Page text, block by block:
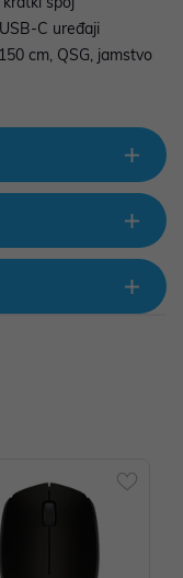
C uređaji
cm, QSG, jamstvo